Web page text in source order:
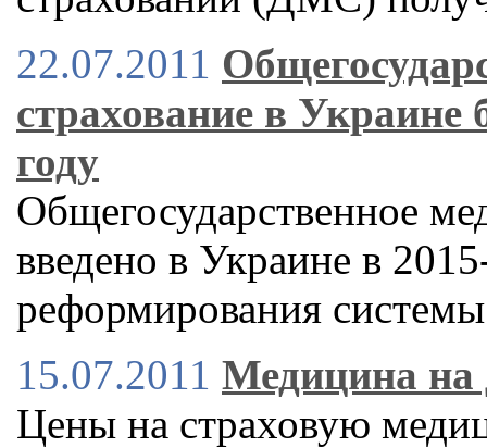
22.07.2011
страхование в Украине
году
Общегосударственное
введено в Украине в
реформирования
15.07.2011 Медицина
Цены на страховую